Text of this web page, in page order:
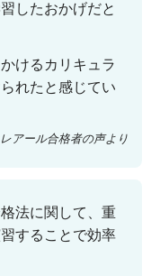
したおかげだと
けるカリキュラ
れたと感じてい
アール合格者の声より
法に関して、重
することで効率